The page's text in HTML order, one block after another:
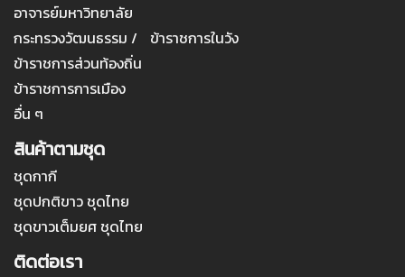
อาจารย์มหาวิทยาลัย
กระทรวงวัฒนธรรม / ข้าราชการในวัง
ข้าราชการส่วนท้องถิ่น
ข้าราชการการเมือง
อื่น ๆ
สินค้าตามชุด
ชุดกากี
ชุดปกติขาว ชุดไทย
ชุดขาวเต็มยศ ชุดไทย
ติดต่อเรา